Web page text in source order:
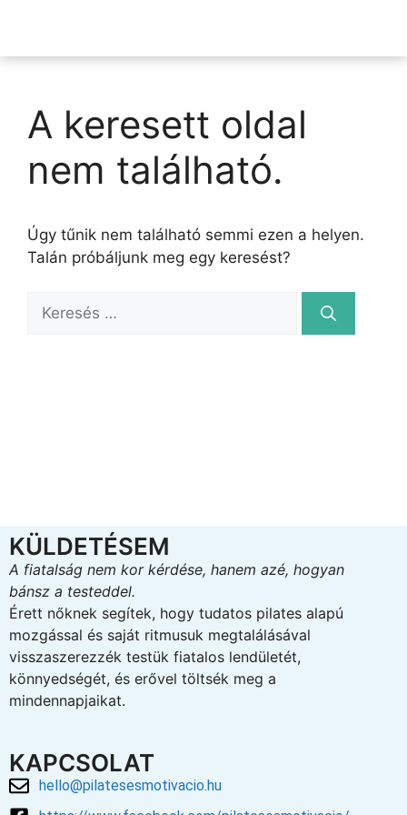
A keresett oldal
nem található.
Úgy tűnik nem található semmi ezen a helyen.
Talán próbáljunk meg egy keresést?
KÜLDETÉSEM
A fiatalság nem kor kérdése, hanem azé, hogyan
bánsz a testeddel.
Érett nőknek segítek, hogy tudatos pilates alapú
mozgással és saját ritmusuk megtalálásával
visszaszerezzék testük fiatalos lendületét,
könnyedségét, és erővel töltsék meg a
mindennapjaikat.
KAPCSOLAT
hello@pilatesesmotivacio.hu